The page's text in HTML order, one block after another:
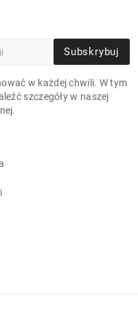
Subskrybuj
w każdej chwili. W tym
szczegóły w naszej